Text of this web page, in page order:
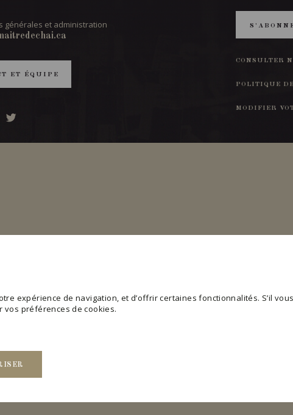
expérience de navigation, et d’offrir certaines fonctionnalités. S’il
préférences de cookies.
générales et administration
ET ÉQUIPE
CONSULTER
POLITIQUE
MODIFIER